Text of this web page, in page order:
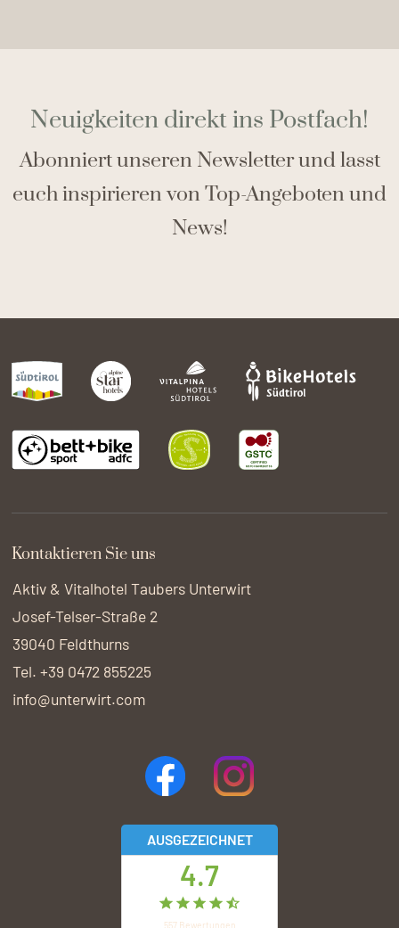
Neuigkeiten direkt ins Postfach!
Abonniert unseren Newsletter und lasst
euch inspirieren von Top-Angeboten und
News!
Kontaktieren Sie uns
Aktiv & Vitalhotel Taubers Unterwirt
Josef-Telser-Straße 2
39040 Feldthurns
Tel. +39 0472 855225
info@unterwirt.com
AUSGEZEICHNET
4.7
557 Bewertungen